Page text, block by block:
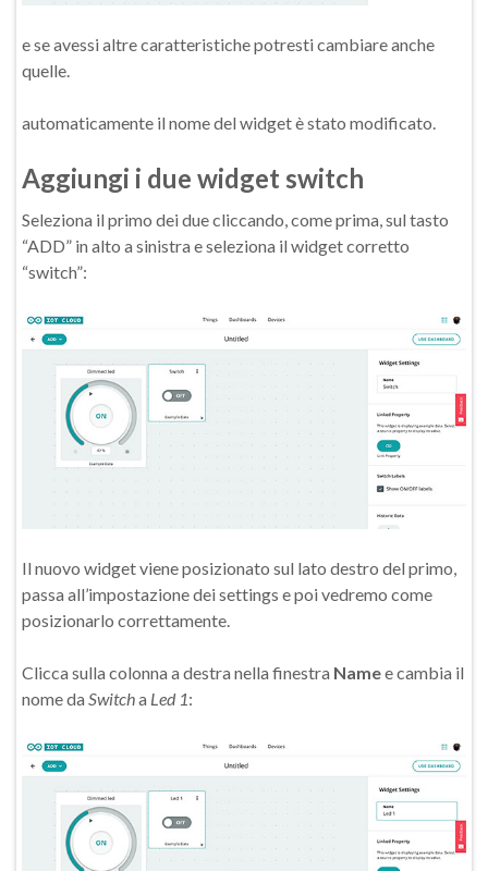
e se avessi altre caratteristiche potresti cambiare anche
quelle.
automaticamente il nome del widget è stato modificato.
Aggiungi i due widget switch
Seleziona il primo dei due cliccando, come prima, sul tasto
“ADD” in alto a sinistra e seleziona il widget corretto
“switch”:
Il nuovo widget viene posizionato sul lato destro del primo,
passa all’impostazione dei settings e poi vedremo come
posizionarlo correttamente.
Clicca sulla colonna a destra nella finestra Namee cambia il
nome da Switcha Led 1: